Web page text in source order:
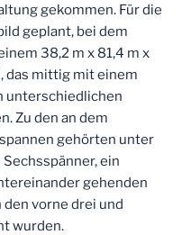
gekommen. Für die
geplant, bei dem
38,2 m x 81,4 m x
das mittig mit einem
unterschiedlichen
Zu den an dem
gehörten unter
ein
gehenden
den vorne drei und
wurden.